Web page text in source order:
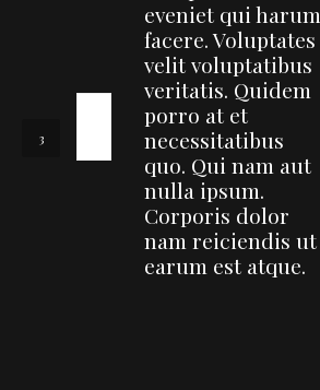
eveniet qui harum
facere. Voluptates
velit voluptatibus
veritatis. Quidem
porro at et
necessitatibus
quo. Qui nam aut
nulla ipsum.
Corporis dolor
nam reiciendis ut
earum est atque.